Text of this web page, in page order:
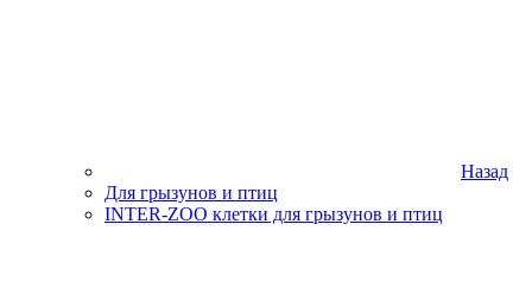
Назад
Для грызунов и птиц
INTER-ZOO клетки для грызунов и птиц